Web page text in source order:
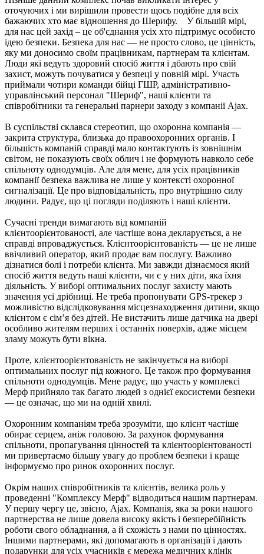
оточуючих і ми вирішили провести щось подібне для всіх
бажаючих хто має відношення до Шерифу. У більшій мірі,
для нас цей захід – це об'єднання усіх хто підтримує особисто
ідею безпеки. Безпека для нас — не просто слово, це цінність,
яку ми доносимо своїм працівникам, партнерам та клієнтам.
Люди які ведуть здоровий спосіб життя і дбають про свій
захист, можуть почуватися у безпеці у повній мірі. Участь
приймали чотири команди бійці ГШР, адміністративно-
управлінський персонал "Шериф", наші клієнти та
співробітники та генеральні парнери заходу з компанії Ajax.
В суспільстві склався стереотип, що охоронна компанія —
закрита структура, близька до правоохоронних органів. І
більшість компаній справді мало контактують із зовнішнім
світом, не показують своїх облич і не формують навколо себе
спільноту однодумців. Але для мене, для усіх працівників
компанії безпека важлива не лише у контексті охоронної
сигналізації. Це про відповідальність, про внутрішню силу
людини. Радує, що ці погляди поділяють і наші клієнти.
Сучасні тренди вимагають від компаній
клієнтоорієнтованості, але частіше вона декларується, а не
справді впроваджується. Клієнтоорієнтованість — це не лише
ввічливий оператор, який продає вам послугу. Важливо
дізнатися болі і потреби клієнта. Ми завжди дізнаємося який
спосіб життя ведуть наші клієнти, чи є у них діти, яка їхня
діяльність. У виборі оптимальних послуг захисту мають
значення усі дрібниці. Не треба пропонувати GPS-трекер з
можливістю відслідковування місцезнаходження дитини, якщо
клієнтом є сім’я без дітей. Не вистачить лише датчика на двері
особливо жителям перших і останніх поверхів, адже місцем
зламу можуть бути вікна.
Проте, клієнтоорієнтованість не закінчується на виборі
оптимальних послуг під кожного. Це також про формування
спільноти однодумців. Мене радує, що участь у комплексі
Мерф прийняло так багато людей з однієї екосистеми безпеки
— це означає, що ми на одній хвилі.
Охоронним компаніям треба зрозуміти, що клієнт частіше
обирає серцем, аніж головою. За рахунок формування
спільноти, пропагування цінностей та клієнтоорієнтованості
ми привертаємо більшу увагу до проблем безпеки і краще
інформуємо про ринок охоронних послуг.
Окрім наших співробітників та клієнтів, велика роль у
проведенні "Комплексу Мерф" відводиться нашим партнерам.
У першу чергу це, звісно, Ajax. Компанія, яка за роки нашого
партнерства не лише довела високу якість і безперебійність
роботи свого обладнання, а й схожість з нами по цінностях.
Іншими партнерами, які допомагають в організації і дають
подарунки для усіх учасників є мережа медичних клінік